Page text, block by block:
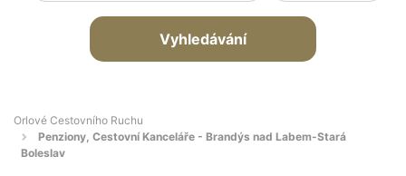
Vyhledávání
Orlové Cestovního Ruchu
Penziony, Cestovní Kanceláře - Brandýs nad Labem-Stará
Boleslav